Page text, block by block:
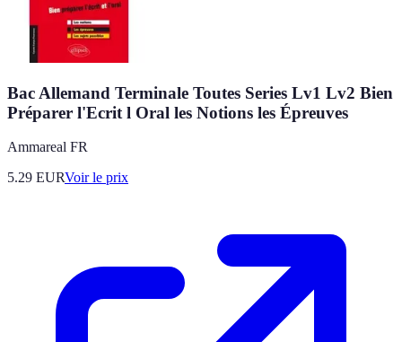
Bac Allemand Terminale Toutes Series Lv1 Lv2 Bien
Préparer l'Ecrit l Oral les Notions les Épreuves
Ammareal FR
5.29 EURVoir le prix